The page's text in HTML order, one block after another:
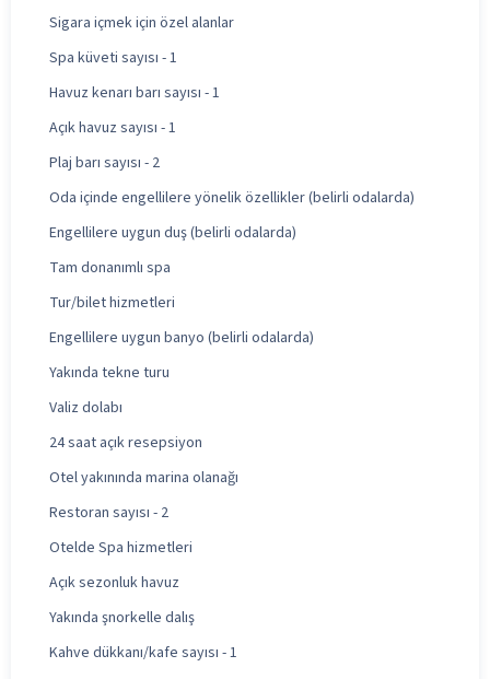
Sigara içmek için özel alanlar
Spa küveti sayısı - 1
Havuz kenarı barı sayısı - 1
Açık havuz sayısı - 1
Plaj barı sayısı - 2
Oda içinde engellilere yönelik özellikler (belirli odalarda)
Engellilere uygun duş (belirli odalarda)
Tam donanımlı spa
Tur/bilet hizmetleri
Engellilere uygun banyo (belirli odalarda)
Yakında tekne turu
Valiz dolabı
24 saat açık resepsiyon
Otel yakınında marina olanağı
Restoran sayısı - 2
Otelde Spa hizmetleri
Açık sezonluk havuz
Yakında şnorkelle dalış
Kahve dükkanı/kafe sayısı - 1